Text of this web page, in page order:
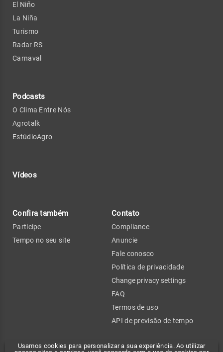
Usamos cookies para personalizar a sua experiência. Ao utilizar
El Niño
La Niña
Turismo
Radar RS
Carnaval
Podcasts
O Clima Entre Nós
Agrotalk
EstúdioAgro
Vídeos
Confira também
Participe
Tempo no seu site
Contato
Compliance
Anuncie
Fale conosco
Política de privacidade
Change privacy settings
FAQ
Termos de uso
API de previsão de tempo